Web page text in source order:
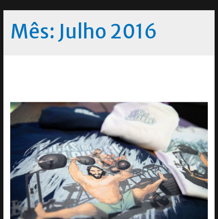
Mês: Julho 2016